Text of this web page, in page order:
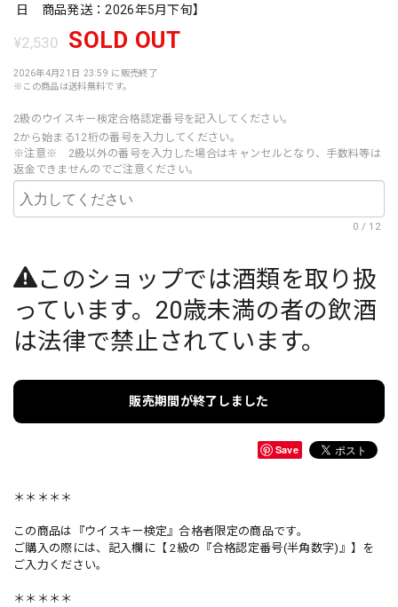
日 商品発送：2026年5月下旬】
¥2,530 SOLD OUT
2026年4月21日 23:59 に販売終了
※この商品は送料無料です。
2級のウイスキー検定合格認定番号を記入してください。
2から始まる12桁の番号を入力してください。
※注意※ 2級以外の番号を入力した場合はキャンセルとなり、手数料等は
返金できませんのでご注意ください。
0 / 12
このショップでは酒類を取り扱
っています。20歳未満の者の飲酒
は法律で禁止されています。
販売期間が終了しました
Save
＊＊＊＊＊
この商品は『ウイスキー検定』合格者限定の商品です。
ご購入の際には、記入欄に【 2級の『合格認定番号(半角数字)』】を
ご入力ください。
＊＊＊＊＊